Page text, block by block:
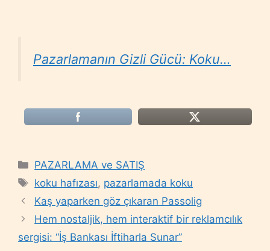
Pazarlamanın Gizli Gücü: Koku…
Categories
PAZARLAMA ve SATIŞ
Tags
koku hafızası, pazarlamada koku
Kaş yaparken göz çıkaran Passolig
Hem nostaljik, hem interaktif bir reklamcılık
sergisi: “İş Bankası İftiharla Sunar”